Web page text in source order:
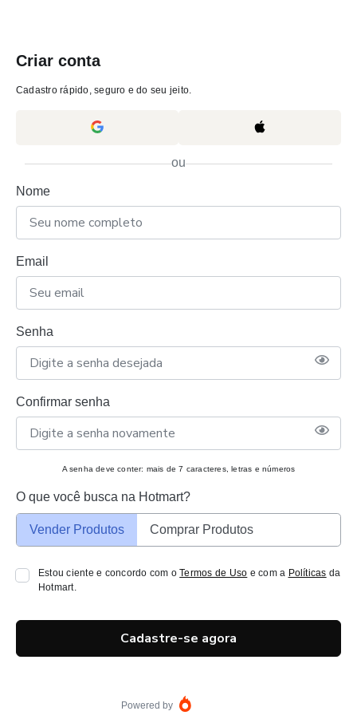
Criar conta
Cadastro rápido, seguro e do seu jeito.
ou
Nome
Email
Senha
Confirmar senha
A senha deve conter: mais de 7 caracteres, letras e números
O que você busca na Hotmart?
Vender Produtos Comprar Produtos
Estou ciente e concordo com oTermos de Uso e com a Políticas da
Hotmart.
Cadastre-se agora
Powered by